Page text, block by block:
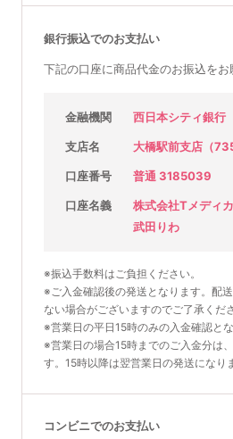
銀行振込でのお支払い
下記の口座に商品代金のお振込をお
金融機関 西日本シティ銀行
支店名 大橋駅前支店（735
口座番号 普通 3185039
口座名義
株式会社Tメディ
武田りわ
※振込手数料はご負担ください。
※ご入金確認後の発送となります。配
ない場合がございますのでご了承くださ
※営業日の平日15時のみの入金確認とな
※営業日の場合15時までのご入金分は
す。15時以降は翌営業日の発送になり
コンビニでのお支払い